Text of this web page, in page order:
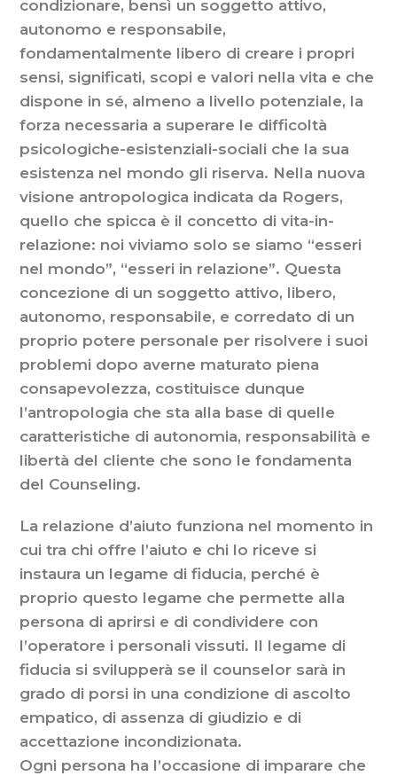
condizionare, bensì un soggetto attivo,
autonomo e responsabile,
fondamentalmente libero di creare i propri
sensi, significati, scopi e valori nella vita e che
dispone in sé, almeno a livello potenziale, la
forza necessaria a superare le difficoltà
psicologiche-esistenziali-sociali che la sua
esistenza nel mondo gli riserva. Nella nuova
visione antropologica indicata da Rogers,
quello che spicca è il concetto di vita-in-
relazione: noi viviamo solo se siamo “esseri
nel mondo”, “esseri in relazione”. Questa
concezione di un soggetto attivo, libero,
autonomo, responsabile, e corredato di un
proprio potere personale per risolvere i suoi
problemi dopo averne maturato piena
consapevolezza, costituisce dunque
l’antropologia che sta alla base di quelle
caratteristiche di autonomia, responsabilità e
libertà del cliente che sono le fondamenta
del Counseling.
La relazione d’aiuto funziona nel momento in
cui tra chi offre l’aiuto e chi lo riceve si
instaura un legame di fiducia, perché è
proprio questo legame che permette alla
persona di aprirsi e di condividere con
l’operatore i personali vissuti. Il legame di
fiducia si svilupperà se il counselor sarà in
grado di porsi in una condizione di ascolto
empatico, di assenza di giudizio e di
accettazione incondizionata.
Ogni persona ha l’occasione di imparare che